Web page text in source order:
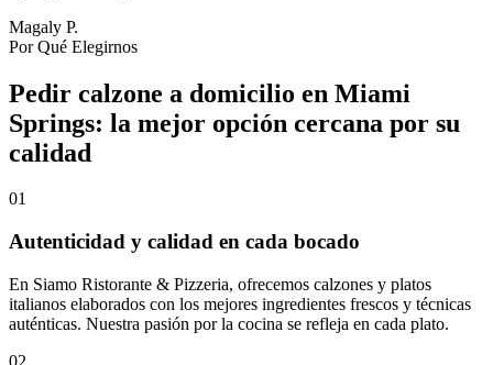
Magaly P.
Por Qué Elegirnos
Pedir calzone a domicilio en Miami
Springs: la mejor opción cercana por su
calidad
01
Autenticidad y calidad en cada bocado
En Siamo Ristorante & Pizzeria, ofrecemos calzones y platos
italianos elaborados con los mejores ingredientes frescos y técnicas
auténticas. Nuestra pasión por la cocina se refleja en cada plato.
02